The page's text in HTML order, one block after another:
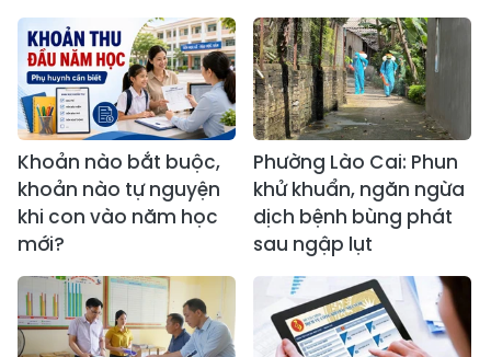
Khoản nào bắt buộc,
khoản nào tự nguyện
khi con vào năm học
mới?
Phường Lào Cai: Phun
khử khuẩn, ngăn ngừa
dịch bệnh bùng phát
sau ngập lụt